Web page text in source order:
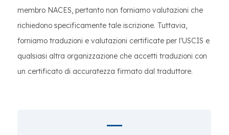
membro NACES, pertanto non forniamo valutazioni che
richiedono specificamente tale iscrizione. Tuttavia,
forniamo traduzioni e valutazioni certificate per l'USCIS e
qualsiasi altra organizzazione che accetti traduzioni con
un certificato di accuratezza firmato dal traduttore.